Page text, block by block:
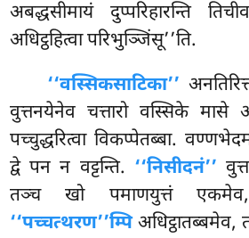
अबद्धसीमायं दुप्परिहारन्ति
अधिट्ठहित्वा परिभुञ्जिंसू’’ति.
‘‘वस्सिकसाटिका’’
वुत्तनयेनेव चत्तारो वस्सिके मासे
पच्चुद्धरित्वा विकप्पेतब्बा.
द्वे पन न वट्टन्ति. ‘‘निसीदनं’’
तञ्च खो पमाणयुत्तं
‘‘पच्चत्थरण’’म्पिअधिट्ठातब्बमेव,